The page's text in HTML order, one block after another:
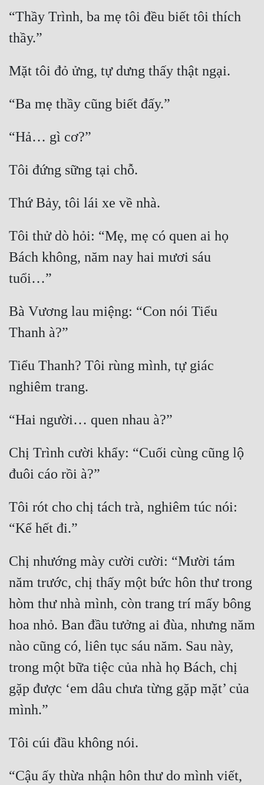
Mưu Mô
Mạt Thế
Ngược
Nữ Cường
Phong Thủy - Tâm Linh
Phương Tây
Quan Trường
Quân Sự
Thanh Xuân
Tiên Hiệp
Tiểu Thuyết
Trọng Sinh
Tu Chân
Tu Tiên
Tội Phạm
Vô Địch
Võ Hiệp
Võng Du
Xuyên Không
Xuyên Nhanh
Xuyên Thư
Điền Văn
“Thầy Trình, ba mẹ tôi đều biết tôi thích
thầy.”
Mặt tôi đỏ ửng, tự dưng thấy thật ngại.
“Ba mẹ thầy cũng biết đấy.”
“Hả… gì cơ?”
Tôi đứng sững tại chỗ.
Thứ Bảy, tôi lái xe về nhà.
Tôi thử dò hỏi: “Mẹ, mẹ có quen ai họ
Bách không, năm nay hai mươi sáu
tuổi…”
Bà Vương lau miệng: “Con nói Tiểu
Thanh à?”
Tiểu Thanh? Tôi rùng mình, tự giác
nghiêm trang.
“Hai người… quen nhau à?”
Chị Trình cười khẩy: “Cuối cùng cũng lộ
đuôi cáo rồi à?”
Tôi rót cho chị tách trà, nghiêm túc nói:
“Kể hết đi.”
Chị nhướng mày cười cười: “Mười tám
năm trước, chị thấy một bức hôn thư trong
hòm thư nhà mình, còn trang trí mấy bông
hoa nhỏ. Ban đầu tưởng ai đùa, nhưng năm
nào cũng có, liên tục sáu năm. Sau này,
trong một bữa tiệc của nhà họ Bách, chị
gặp được ‘em dâu chưa từng gặp mặt’ của
mình.”
Tôi cúi đầu không nói.
“Cậu ấy thừa nhận hôn thư do mình viết,